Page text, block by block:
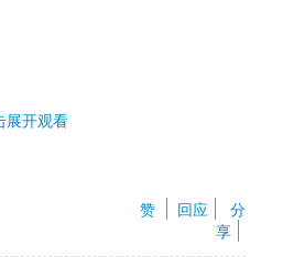
展开观看
条线有戏份
一个死人了 其他路线男主直接
赞
回应
分
享